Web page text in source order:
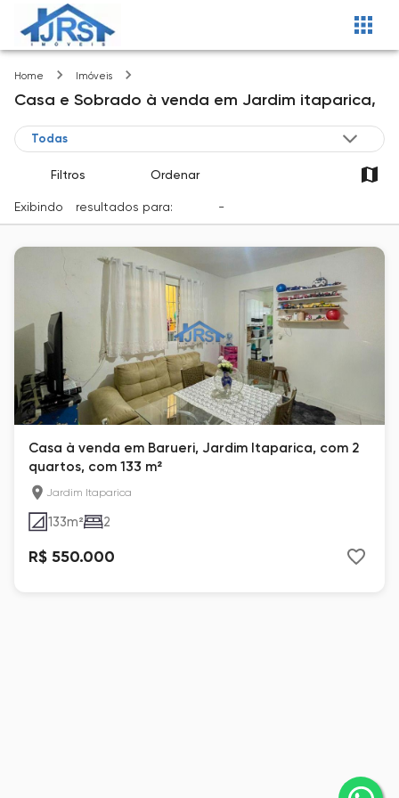
Home Imóveis
Casa e Sobrado à venda em Jardim itaparica,
Filtros Ordenar
Exibindo resultados para: -
Casa à venda em Barueri, Jardim Itaparica, com 2
quartos, com 133 m²
Jardim Itaparica
133m² 2
R$ 550.000